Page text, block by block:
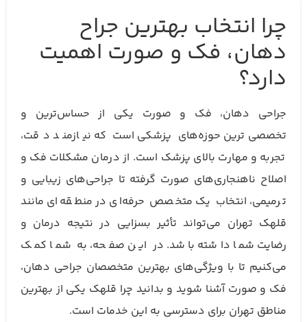
چرا انتخاب بهترین جراح
دهان، فک و صورت اهمیت
دارد؟
جراحی دهان، فک و صورت یکی از حساس‌ترین و
تخصصی‌ترین حوزه‌های پزشکی است که نیازمند دقت،
تجربه و مهارت بالای پزشک است. از درمان مشکلات فک و
اصلاح ناهنجاری‌های صورت گرفته تا جراحی‌های زیبایی و
ترمیمی، انتخاب یک متخصص حرفه‌ای در منطقه‌ای مانند
قلهک تهران می‌تواند تأثیر بسزایی در نتیجه درمان و
رضایت شما داشته باشد. در این صفحه، به شما کمک
می‌کنیم تا با ویژگی‌های بهترین متخصصان جراحی دهان،
فک و صورت آشنا شوید و بدانید چرا قلهک یکی از بهترین
مناطق تهران برای دسترسی به این خدمات است.